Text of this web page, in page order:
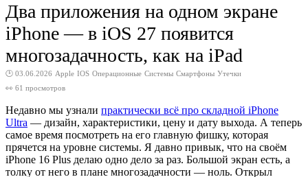
Два приложения на одном экране
iPhone — в iOS 27 появится
многозадачность, как на iPad
🕑 03.06.2026 Apple IOS Операционные Системы Смартфоны Утечки
👀 61 просмотров
Недавно мы узнали практически всё про складной iPhone
Ultra — дизайн, характеристики, цену и дату выхода. А теперь
самое время посмотреть на его главную фишку, которая
прячется на уровне системы. Я давно привык, что на своём
iPhone 16 Plus делаю одно дело за раз. Большой экран есть, а
толку от него в плане многозадачности — ноль. Открыл